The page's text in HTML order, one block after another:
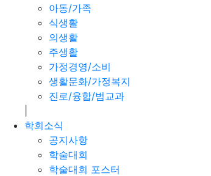
아동/가족
식생활
의생활
주생활
가정경영/소비
생활문화/가정복지
진로/융합/범교과
학회소식
공지사항
학술대회
학술대회 포스터